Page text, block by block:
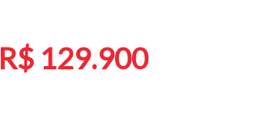
R$ 129.900